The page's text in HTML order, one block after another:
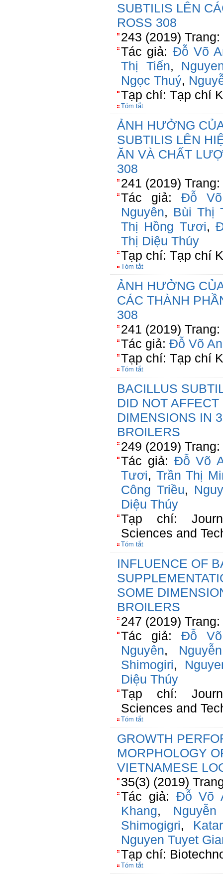
SUBTILIS LÊN
ROSS 308
243 (2019)
Tác giả: Đỗ Võ
Thị Tiến,
Ngọc Thuý,
Tạp chí: Tạp chí
Tóm tắt
ẢNH HƯỞNG
SUBTILIS LÊN
ĂN VÀ CHẤT
308
241 (2019)
Tác giả: Đỗ
Nguyên, Bùi Thị
Thị Hồng Tươi,
Thị Diệu Thúy
Tạp chí: Tạp chí
Tóm tắt
ẢNH HƯỞNG
CÁC THÀNH
308
241 (2019)
Tác giả: Đỗ Võ
Tạp chí: Tạp chí
Tóm tắt
BACILLUS
DID NOT
DIMENSIONS IN
BROILERS
249 (2019)
Tác giả: Đỗ Võ
Tươi, Trần Thị
Công Triều,
Diệu Thúy
Tạp chí:
Sciences and
Tóm tắt
INFLUENCE OF
SOME
BROILERS
247 (2019)
Tác giả: Đỗ
Nguyên,
Shimogiri,
Diệu Thúy
Tạp chí:
Sciences and
Tóm tắt
GROWTH
MORPHOLOGY
VIETNAMESE
35(3) (2019)
Tác giả: Đỗ Võ
Khang,
Shimogigri,
Nguyen Tuyet
Tạp chí:
Tóm tắt